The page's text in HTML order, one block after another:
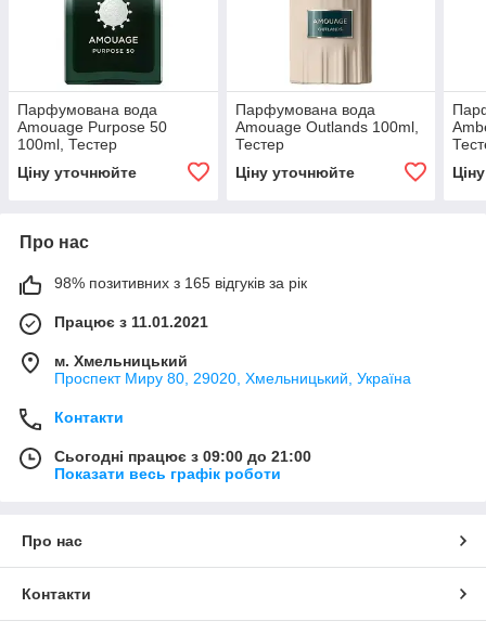
Парфумована вода
Amouage Purpose 50
100ml, Тестер
Ціну уточнюйте
Парфумована вода
Amouage Outlands 100ml,
Тестер
Ціну уточнюйте
Про нас
98% позитивних з 165 відгуків за рік
Працює з 11.01.2021
м. Хмельницький
Проспект Миру 80, 29020, Хмельницький, Україна
Контакти
Сьогодні працює з 09:00 до 21:00
Показати весь графік роботи
Про нас
Контакти